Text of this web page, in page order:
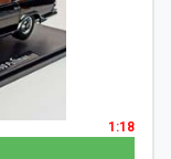
1:18